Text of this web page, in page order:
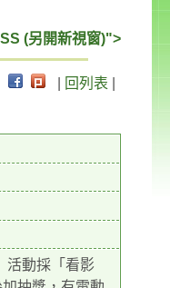
(另開新視窗)">
回列表
活動採「看影